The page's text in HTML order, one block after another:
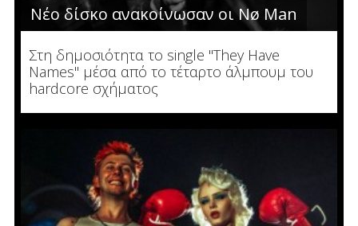
Νέο δίσκο ανακοίνωσαν οι Nø Man
Στη δημοσιότητα το single "They Have
Names" μέσα από το τέταρτο άλμπουμ του
hardcore σχήματος